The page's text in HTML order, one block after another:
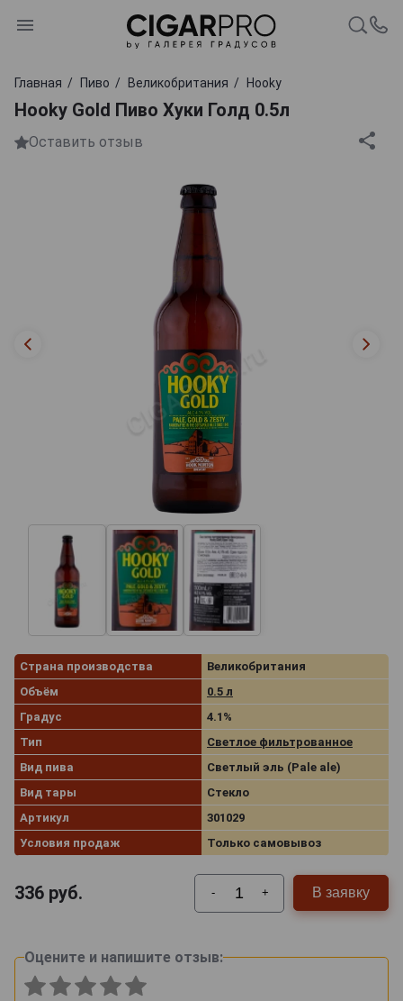
Главная Пиво Великобритания Hooky
Hooky Gold Пиво Хуки Голд 0.5л
Оставить отзыв
Страна производства
Великобритания
Объём
0.5 л
Градус
4.1%
Тип
Светлое фильтрованное
Вид пива
Светлый эль (Pale ale)
Вид тары
Стекло
Артикул
301029
Условия продаж
Только самовывоз
336 руб. - + В заявку
Оцените и напишите отзыв: